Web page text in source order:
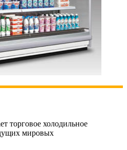
торговое холодильное
мировых